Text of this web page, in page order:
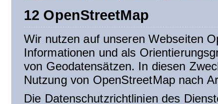
12 OpenStreetMap
Wir nutzen auf unseren Webseiten
Informationen und als
von Geodatensätzen. In diesen
Nutzung von OpenStreetMap nach
Die Datenschutzrichtlinien des